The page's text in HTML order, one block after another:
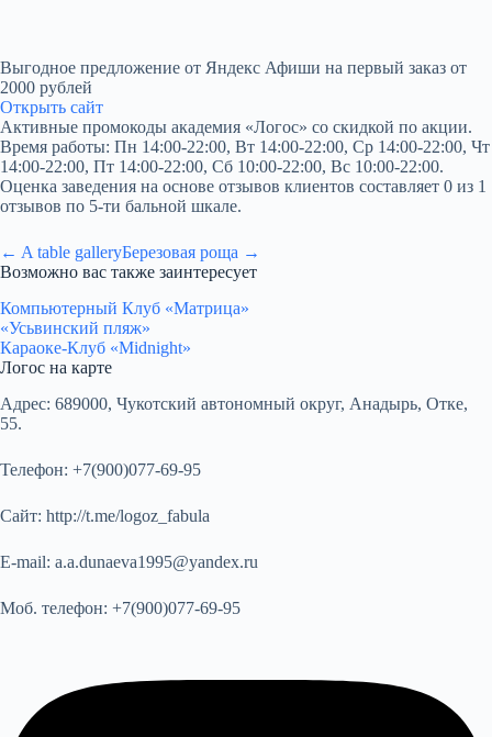
Выгодное предложение от Яндекс Афиши на первый заказ от
2000 рублей
Открыть сайт
Активные промокоды академия «Логос» со скидкой по акции.
Время работы: Пн 14:00-22:00, Вт 14:00-22:00, Ср 14:00-22:00, Чт
14:00-22:00, Пт 14:00-22:00, Сб 10:00-22:00, Вс 10:00-22:00.
Оценка заведения на основе отзывов клиентов составляет 0 из 1
отзывов по 5-ти бальной шкале.
← A table galleryБерезовая роща →
Возможно вас также заинтересует
Компьютерный Клуб «Матрица»
«Усьвинский пляж»
Караоке-Клуб «Midnight»
Логос на карте
Адрес: 689000, Чукотский автономный округ, Анадырь, Отке,
55.
Телефон: +7(900)077-69-95
Сайт: http://t.me/logoz_fabula
E-mail: a.a.dunaeva1995@yandex.ru
Моб. телефон: +7(900)077-69-95